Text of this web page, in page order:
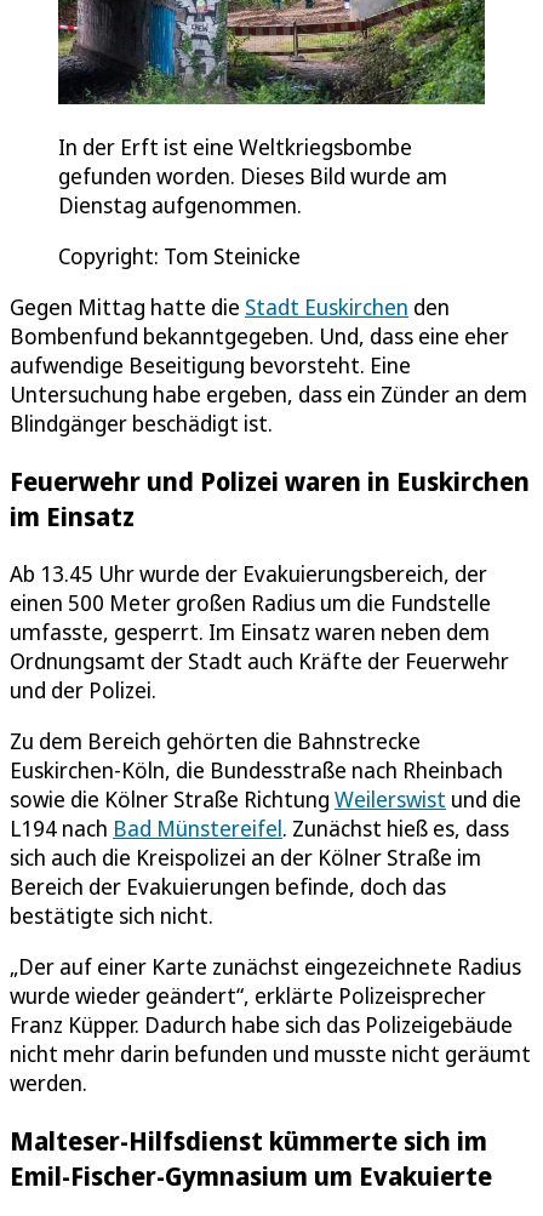
In der Erft ist eine Weltkriegsbombe
gefunden worden. Dieses Bild wurde am
Dienstag aufgenommen.
Copyright: Tom Steinicke
Gegen Mittag hatte die Stadt Euskirchen den
Bombenfund bekanntgegeben. Und, dass eine eher
aufwendige Beseitigung bevorsteht. Eine
Untersuchung habe ergeben, dass ein Zünder an dem
Blindgänger beschädigt ist.
Feuerwehr und Polizei waren in Euskirchen
im Einsatz
Ab 13.45 Uhr wurde der Evakuierungsbereich, der
einen 500 Meter großen Radius um die Fundstelle
umfasste, gesperrt. Im Einsatz waren neben dem
Ordnungsamt der Stadt auch Kräfte der Feuerwehr
und der Polizei.
Zu dem Bereich gehörten die Bahnstrecke
Euskirchen-Köln, die Bundesstraße nach Rheinbach
sowie die Kölner Straße Richtung Weilerswist und die
L194 nach Bad Münstereifel. Zunächst hieß es, dass
sich auch die Kreispolizei an der Kölner Straße im
Bereich der Evakuierungen befinde, doch das
bestätigte sich nicht.
„Der auf einer Karte zunächst eingezeichnete Radius
wurde wieder geändert“, erklärte Polizeisprecher
Franz Küpper. Dadurch habe sich das Polizeigebäude
nicht mehr darin befunden und musste nicht geräumt
werden.
Malteser-Hilfsdienst kümmerte sich im
Emil-Fischer-Gymnasium um Evakuierte